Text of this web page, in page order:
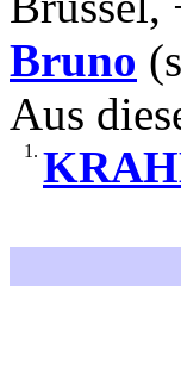
Bruno
Aus
1.